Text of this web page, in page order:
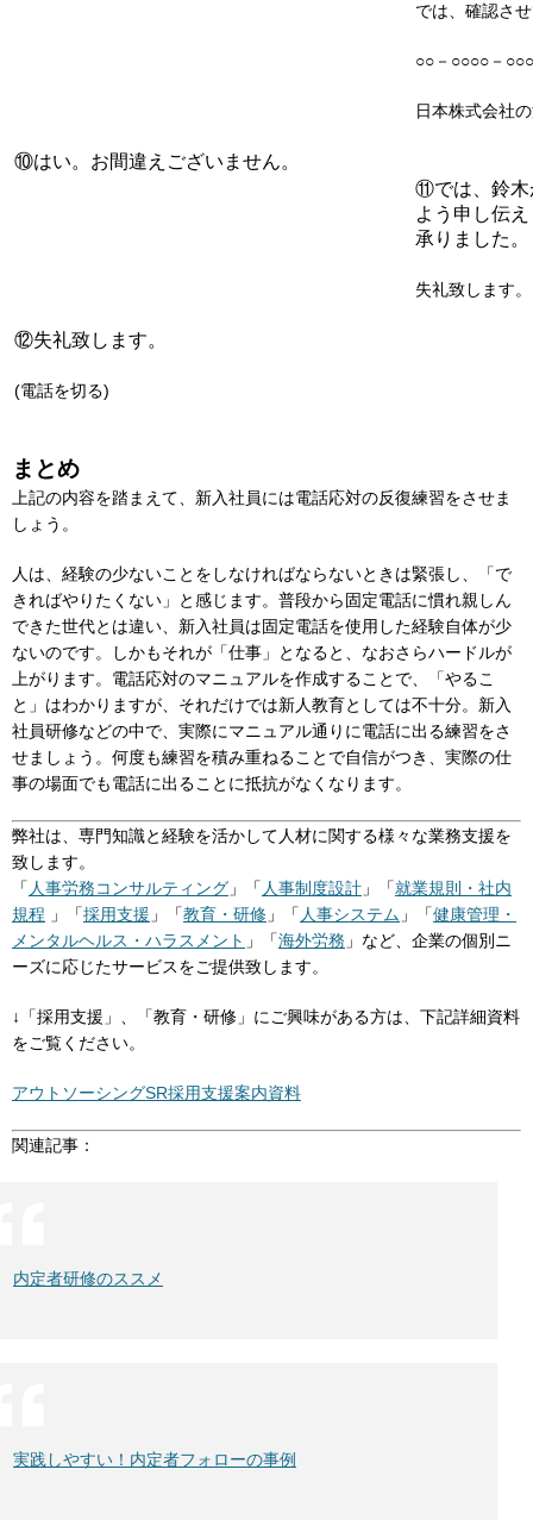
では、確認さ
○○－○○○○－
日本株式会社
⑩はい。お間違えございません。
⑪では、鈴木
よう申し伝
承りました。
失礼致します。
⑫失礼致します。
(電話を切る)
まとめ
上記の内容を踏まえて、新入社員には電話応対の反復練習をさせま
しょう。
人は、経験の少ないことをしなければならないときは緊張し、「で
きればやりたくない」と感じます。普段から固定電話に慣れ親しん
できた世代とは違い、新入社員は固定電話を使用した経験自体が少
ないのです。しかもそれが「仕事」となると、なおさらハードルが
上がります。電話応対のマニュアルを作成することで、「やるこ
と」はわかりますが、それだけでは新人教育としては不十分。新入
社員研修などの中で、実際にマニュアル通りに電話に出る練習をさ
せましょう。何度も練習を積み重ねることで自信がつき、実際の仕
事の場面でも電話に出ることに抵抗がなくなります。
弊社は、専門知識と経験を活かして人材に関する様々な業務支援を
致します。
「 人事労務コンサルティング 」「 人事制度設計 」「就業規則・社内
規程 」「採用支援 」「教育・研修 」「 人事システム 」「健康管理・
メンタルヘルス・ハラスメント 」「海外労務 」など、企業の個別ニ
ーズに応じたサービスをご提供致します。
↓「採用支援」、「教育・研修」にご興味がある方は、下記詳細資料
をご覧ください。
アウトソーシングSR採用支援案内資料
関連記事：
内定者研修のススメ
実践しやすい！内定者フォローの事例